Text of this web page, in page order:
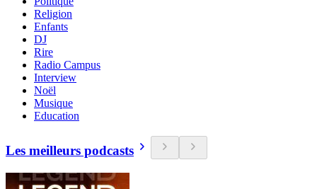
Religion
Enfants
DJ
Rire
Radio Campus
Interview
Noël
Musique
Education
Les meilleurs podcasts